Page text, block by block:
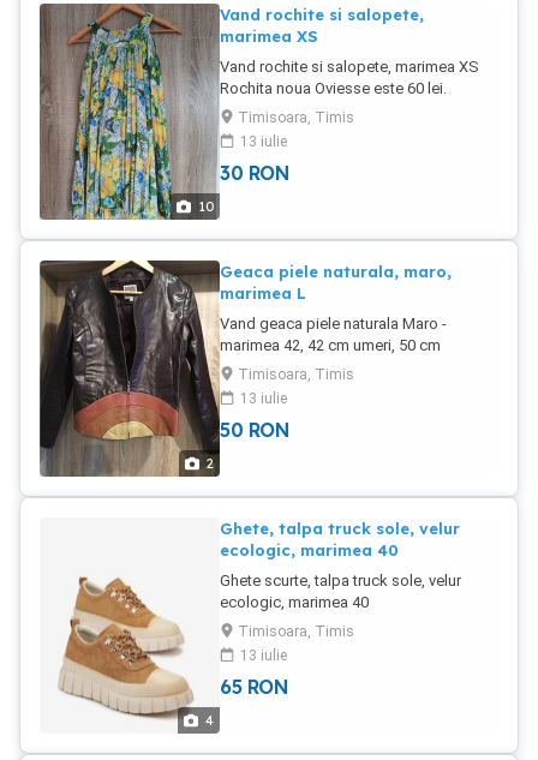
tablou de acest gen.
10
Vand rochite si salopete,
marimea XS
Vand rochite si salopete, marimea XS
Rochita noua Oviesse este 60 lei.
Timisoara, Timis
13 iulie
30 RON
2
Geaca piele naturala, maro,
marimea L
Vand geaca piele naturala Maro -
marimea 42, 42 cm umeri, 50 cm
lungime maneca, 55 cm lungime totala
Timisoara, Timis
13 iulie
50 RON
4
Ghete, talpa truck sole, velur
ecologic, marimea 40
Ghete scurte, talpa truck sole, velur
ecologic, marimea 40
Timisoara, Timis
13 iulie
65 RON